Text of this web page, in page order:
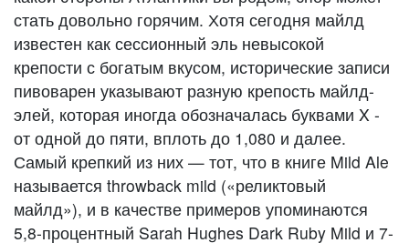
стать довольно горячим. Хотя сегодня майлд
известен как сессионный эль невысокой
крепости с богатым вкусом, исторические записи
пивоварен указывают разную крепость майлд-
элей, которая иногда обозначалась буквами X -
от одной до пяти, вплоть до 1,080 и далее.
Самый крепкий из них — тот, что в книге Mild Ale
называется throwback mild («реликтовый
майлд»), и в качестве примеров упоминаются
5,8-процентный Sarah Hughes Dark Ruby Mild и 7-